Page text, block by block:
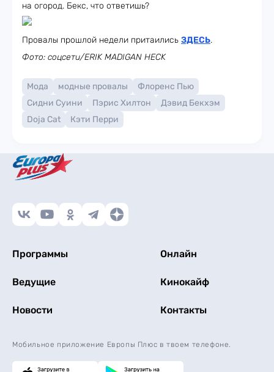
на огород. Бекс, что ответишь?
Провалы прошлой недели притаились ЗДЕСЬ.
Фото: соцсети/ERIK MADIGAN HECK
Мода модные провалы
Флоренс Пью
Сидни Суини
Пэрис Хилтон
Дэвид Бекхэм
Doja Cat
Кэти Перри
Программы Онлайн
Ведущие Кинокайф
Новости Контакты
Мобильное приложение Европы Плюс в твоем телефоне.